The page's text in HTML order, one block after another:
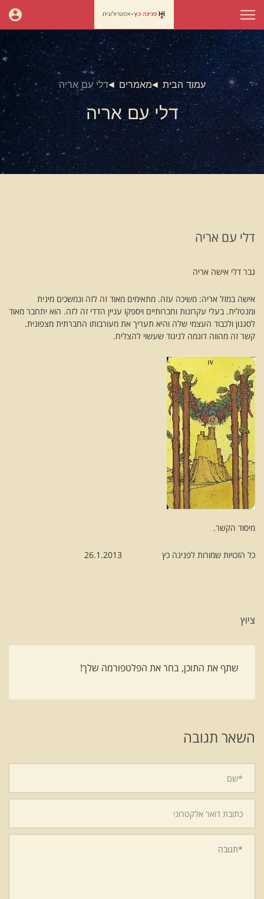
עמוד הבית מאמרים דלי עם אריה
דלי עם אריה
דלי עם אריה
גבר דלי אישה אריה
אישה במזל אריה: משיכה עזה. מתאימים מאוד זה לזה ונמשכים מינית
ומנטלית. בעלי עקרונות וחברותיים ויספקו עניין הדדי זה לזה. הוא יתחבר מאוד
לסגנון ולכבוד העצמי שלה והיא תעריך את מעורבותו החברתית מצפונית.
קשר זה מהווה דוגמה לניגוד שעשוי להצליח.
מיסוד הקשר.
כל הזכויות שמורות לפנינה כץ 26.1.2013
ציוץ
שתף את התוכן, בחר את הפלטפורמה שלך!
השאר תגובה